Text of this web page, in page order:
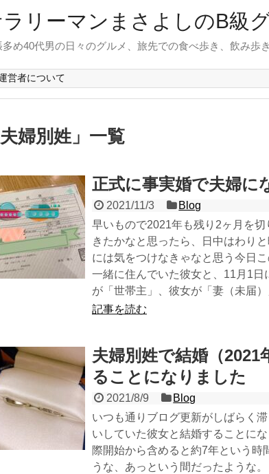
リーマンまさよしのB級
多め40代男の日々のグルメ、旅先での食べ歩き、飲み歩
営者について
夫婦別姓 」 一覧
正式に事実婚で夫婦に
2021/11/3
Blog
早いもので2021年も残り2ヶ月を
きたかなと思ったら、日中はわり
には気をつけなきゃなと思う今日
一緒に住んでいた彼女と、11月1
が「世帯主」、彼女が「妻（未届）
記事を読む
夫婦別姓で結婚（2021
ることになりました
2021/8/9
Blog
いつも通りブログ更新がしばらく
いしていた彼女と結婚することに
際開始から含めると約7年という時
うな、あっという間だったような。